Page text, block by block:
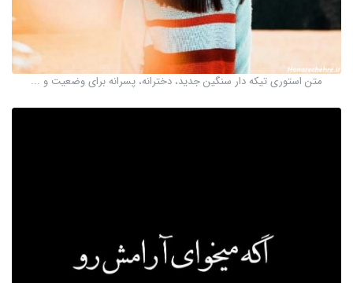
متن استوری تیکه دار سنگین جدید، دخترانه، پسرانه برای وضعیت و ...